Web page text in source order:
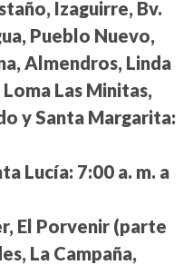
Izaguirre, Bv.
Pueblo Nuevo,
Almendros, Linda
Las Minitas,
y Santa Margarita:
Lucía: 7:00 a. m. a
El Porvenir (parte
La Campaña,